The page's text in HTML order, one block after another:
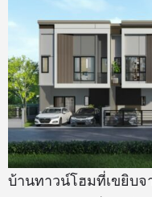
บ้านทาวน์โฮมที่เขยิบ